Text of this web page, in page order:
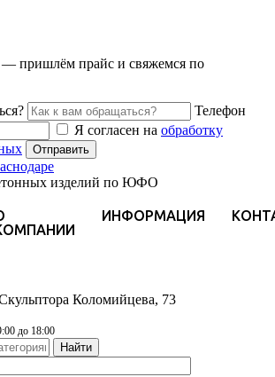
— пришлём прайс и свяжемся по
Телефон
Я согласен на обработку
Отправить
изделий по ЮФО
ИНФОРМАЦИЯ
Коломийцева, 73
до 18:00
Найти